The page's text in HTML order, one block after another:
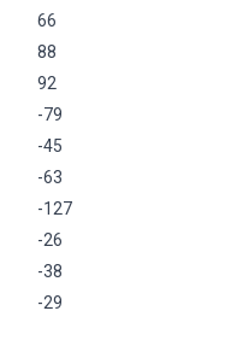
66
88
92
-79
-45
-63
-127
-26
-38
-29